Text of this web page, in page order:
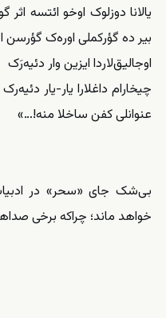
یالانا دوزلوک اوخو ائتسه
بیر ده گؤرکملی اوره‌ک گؤرسن
اوجالیق‌لاردا ایزین وار دئیه‌رَک
چیخارام داغلارا یار-یار
عنوانلی کفن ساخلا منه!…»
بی‌شک جای «سحر» در
خواهد ماند؛ چراکه برخی